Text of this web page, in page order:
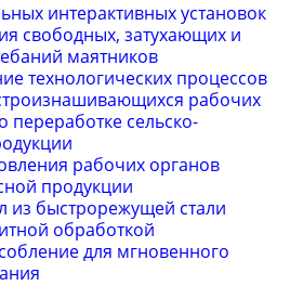
интерактивных установок
свободных, затухающих и
маятников
технологических процессов
рабочих
сельско-
рабочих органов
продукции
из быстрорежущей стали
обработкой
для мгновенного